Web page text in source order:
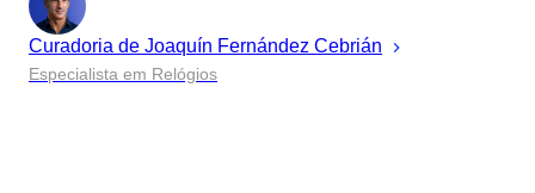
Curadoria de Joaquín Fernández Cebrián
Especialista em Relógios